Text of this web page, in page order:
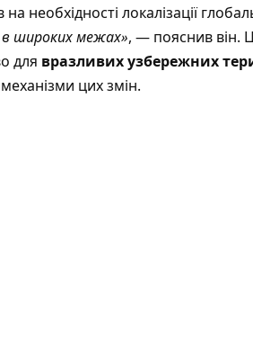
необхідності локалізації
в широких межах», — пояснив він.
для вразливих узбережних
цих змін.